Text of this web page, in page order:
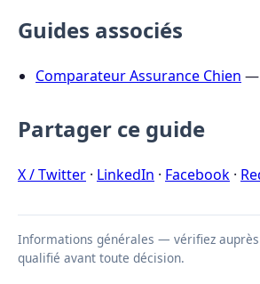
Guides associés
Comparateur Assurance Chien —
Partager ce guide
X / Twitter · LinkedIn · Facebook ·
Informations générales — vérifiez
qualifié avant toute décision.